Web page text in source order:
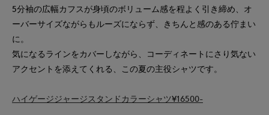
5分袖の広幅カフスが身頃のボリューム感を程よく引き締め、オ
ーバーサイズながらもルーズにならず、きちんと感のある佇まい
に。
気になるラインをカバーしながら、コーディネートにさり気ない
アクセントを添えてくれる、この夏の主役シャツです。
ハイゲージジャージスタンドカラーシャツ¥16500-